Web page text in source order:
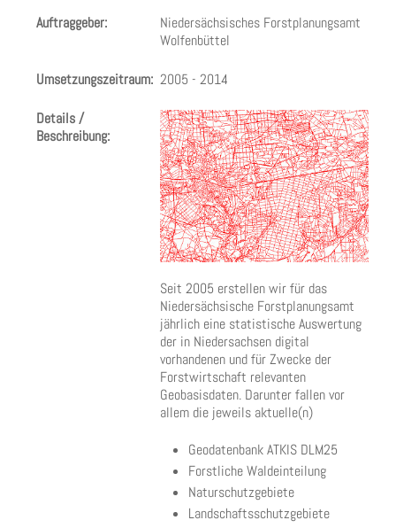
Auftraggeber:
Niedersächsisches Forstplanungsamt
Wolfenbüttel
Umsetzungszeitraum: 2005 - 2014
Details /
Beschreibung:
Seit 2005 erstellen wir für das
Niedersächsische Forstplanungsamt
jährlich eine statistische Auswertung
der in Niedersachsen digital
vorhandenen und für Zwecke der
Forstwirtschaft relevanten
Geobasisdaten. Darunter fallen vor
allem die jeweils aktuelle(n)
Geodatenbank ATKIS DLM25
Forstliche Waldeinteilung
Naturschutzgebiete
Landschaftsschutzgebiete